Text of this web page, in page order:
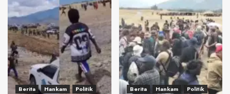
Berita Hankam Politik Berita Hankam Politik